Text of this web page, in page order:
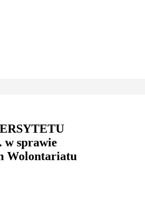
w sprawie
Wolontariatu